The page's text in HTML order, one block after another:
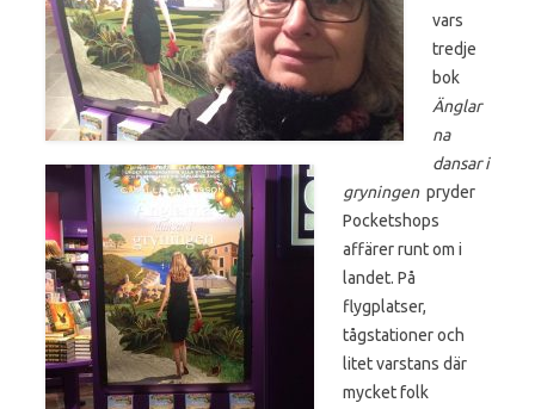
vars
tredje
bok
Änglar
na
dansar i
gryningen pryder
Pocketshops
affärer runt om i
landet. På
flygplatser,
tågstationer och
litet varstans där
mycket folk